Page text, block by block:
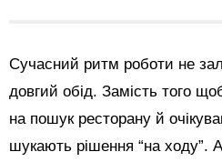
Сучасний ритм роботи не
довгий обід. Замість того
на пошук ресторану й
шукають рішення “на ходу”.